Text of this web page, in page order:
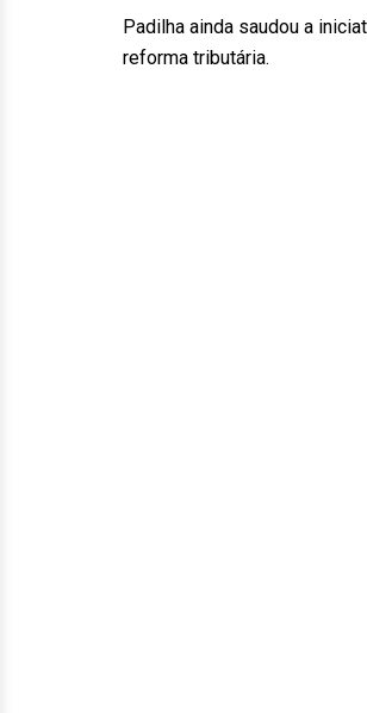
Padilha ainda saudou a
reforma tributária.